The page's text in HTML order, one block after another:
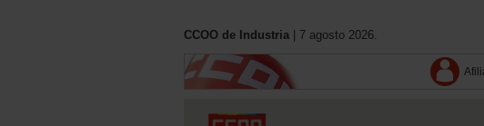
CCOO de Industria | 7 agosto 2026.